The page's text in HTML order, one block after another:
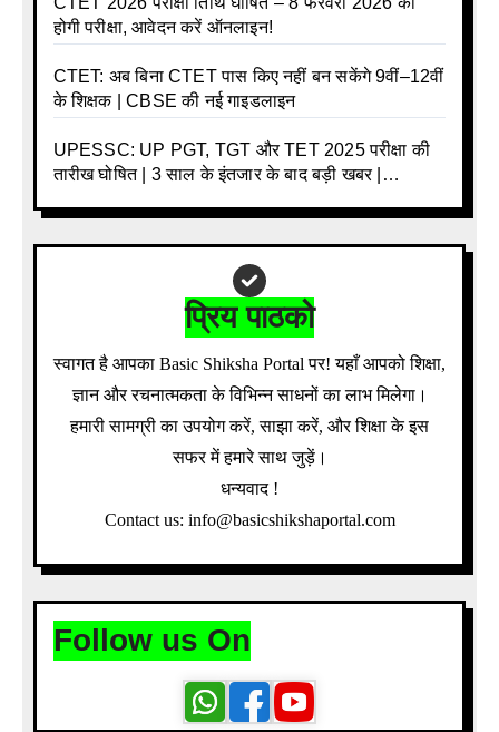
होगी परीक्षा, आवेदन करें ऑनलाइन!
CTET: अब बिना CTET पास किए नहीं बन सकेंगे 9वीं–12वीं
के शिक्षक | CBSE की नई गाइडलाइन
UPESSC: UP PGT, TGT और TET 2025 परीक्षा की
तारीख घोषित | 3 साल के इंतजार के बाद बड़ी खबर |
प्रिय पाठको
स्वागत है आपका Basic Shiksha Portal पर! यहाँ आपको शिक्षा,
ज्ञान और रचनात्मकता के विभिन्न साधनों का लाभ मिलेगा।
हमारी सामग्री का उपयोग करें, साझा करें, और शिक्षा के इस
सफर में हमारे साथ जुड़ें।
धन्यवाद !
Contact us: info@basicshikshaportal.com
Follow us On